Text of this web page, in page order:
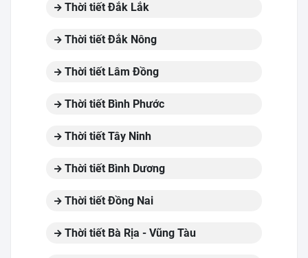
Thời tiết Đắk Lắk
Thời tiết Đắk Nông
Thời tiết Lâm Đồng
Thời tiết Bình Phước
Thời tiết Tây Ninh
Thời tiết Bình Dương
Thời tiết Đồng Nai
Thời tiết Bà Rịa - Vũng Tàu